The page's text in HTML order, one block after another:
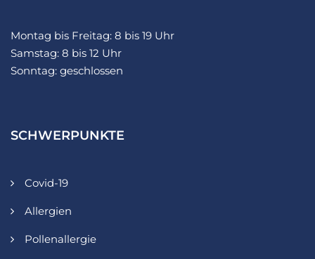
Montag bis Freitag: 8 bis 19 Uhr
Samstag: 8 bis 12 Uhr
Sonntag: geschlossen
SCHWERPUNKTE
Covid-19
Allergien
Pollenallergie